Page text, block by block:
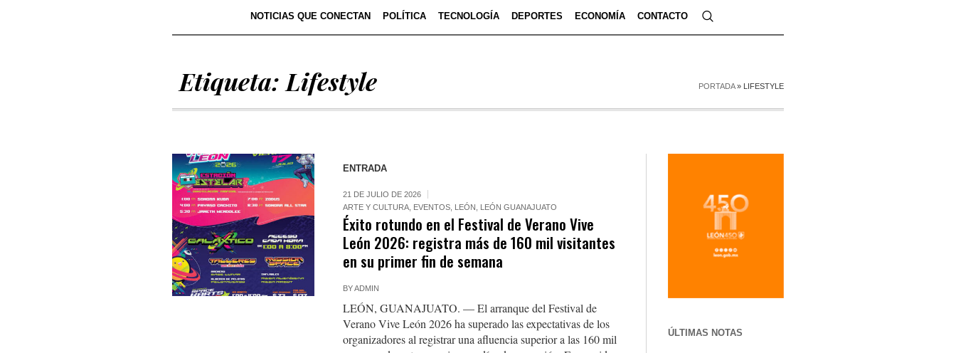
NOTICIAS QUE CONECTAN POLÍTICA TECNOLOGÍA DEPORTES ECONOMÍA CONTACTO
Etiqueta: Lifestyle PORTADA» LIFESTYLE
ENTRADA
21 DE JULIO DE 2026
ARTE Y CULTURA, EVENTOS, LEÓN LEÓN GUANAJUATO
Éxito rotundo en el Festival de Verano Vive
León 2026: registra más de 160 mil visitantes
en su primer fin de semana
BYADMIN
LEÓN, GUANAJUATO. — El arranque del Festival de
Verano Vive León 2026 ha superado las expectativas de los
organizadores al registrar una afluencia superior a las 160 mil
ÚLTIMAS NOTAS